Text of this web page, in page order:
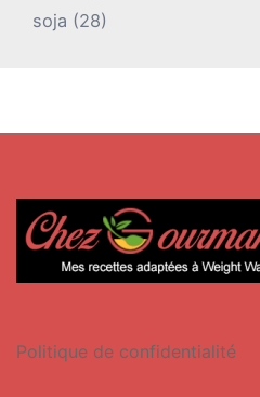
soja (28)
Politique de confidentialité